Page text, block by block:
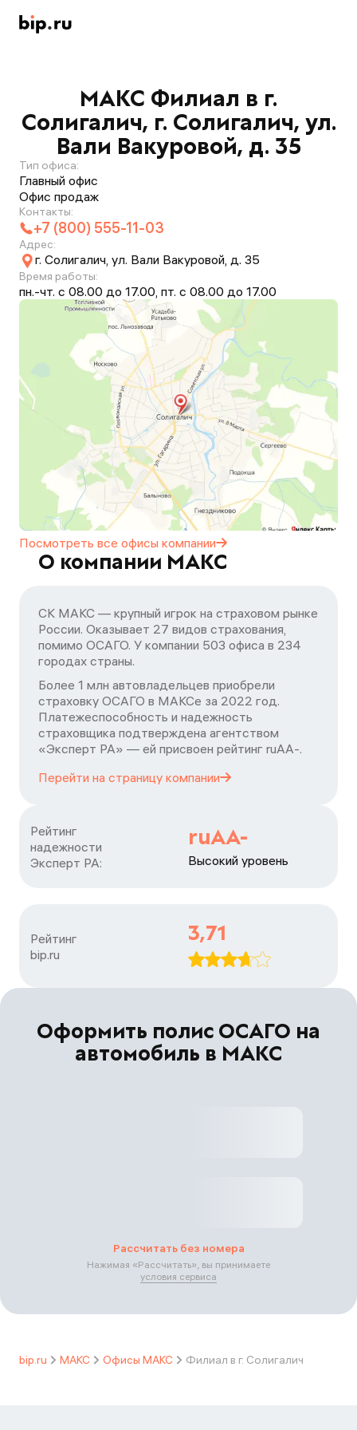
МАКС Филиал в г.
Солигалич, г. Солигалич, ул.
Вали Вакуровой, д. 35
Тип офиса:
Главный офис
Офис продаж
Контакты:
+7 (800) 555-11-03
Адрес:
г. Солигалич, ул. Вали Вакуровой, д. 35
Время работы:
пн.-чт. с 08.00 до 17.00, пт. с 08.00 до 17.00
Посмотреть все офисы компании
О компании МАКС
СК МАКС — крупный игрок на страховом рынке
России. Оказывает 27 видов страхования,
помимо ОСАГО. У компании 503 офиса в 234
городах страны.
Более 1 млн автовладельцев приобрели
страховку ОСАГО в МАКСе за 2022 год.
Платежеспособность и надежность
страховщика подтверждена агентством
«Эксперт РА» — ей присвоен рейтинг ruАA-.
Перейти на страницу компании
Рейтинг
надежности
Эксперт РА:
ruAA-
Высокий уровень
Рейтинг
bip.ru
3,71
Оформить полис ОСАГО на
автомобиль в МАКС
Рассчитать без номера
Нажимая «Рассчитать», вы принимаете
условия сервиса
bip.ru МАКС Офисы МАКС Филиал в г. Солигалич